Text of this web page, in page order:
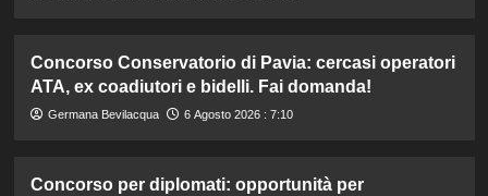
Concorso Conservatorio di Pavia: cercasi operatori
ATA, ex coadiutori e bidelli. Fai domanda!
Germana Bevilacqua 6 Agosto 2026 : 7:10
Concorso per diplomati: opportunità per